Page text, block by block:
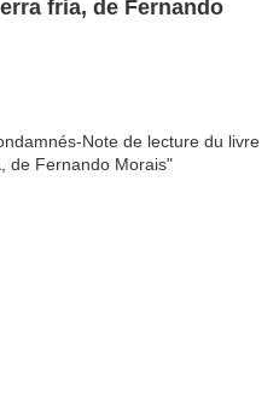
fria, de Fernando